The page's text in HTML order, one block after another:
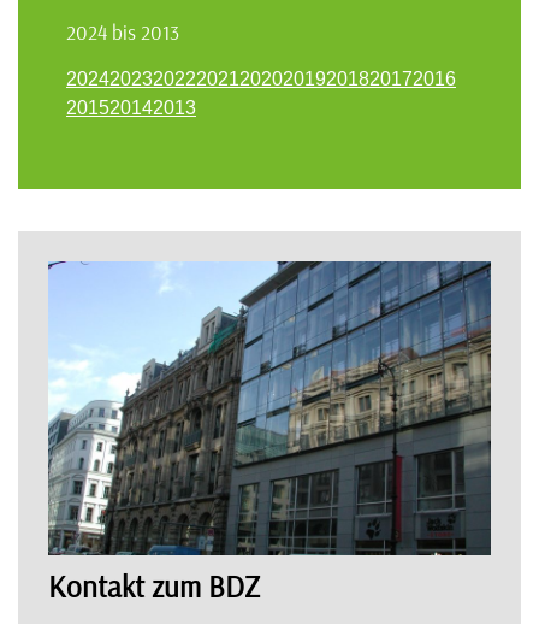
2024 bis 2013
202420232022202120202019201820172016
201520142013
Kontakt zum BDZ